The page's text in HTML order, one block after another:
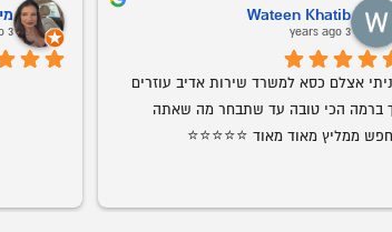
אמג'ד דואג שהמוצר יגיע במהירות וביעילות,
מוצרים ברמת גימור מדהימה. עכשיו הוא
התהליך
מאוד אוהבת